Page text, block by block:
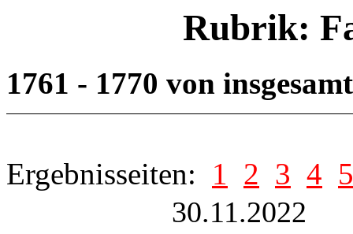
Rubrik:
1761 - 1770 von
Ergebnisseiten: 1 2 3 4 5
30.11.2022